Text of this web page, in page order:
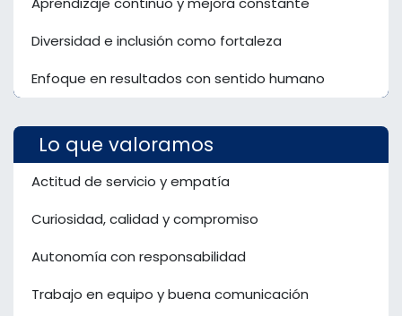
Diversidad e inclusión como fortaleza
Enfoque en resultados con sentido humano
Lo que valoramos
Actitud de servicio y empatía
Curiosidad, calidad y compromiso
Autonomía con responsabilidad
Trabajo en equipo y buena comunicación